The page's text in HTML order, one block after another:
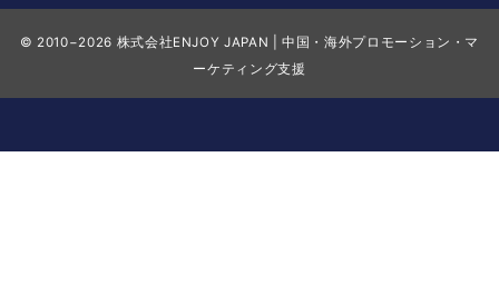
© 2010−2026 株式会社ENJOY JAPAN | 中国・海外プロモーション・マ
ーケティング支援